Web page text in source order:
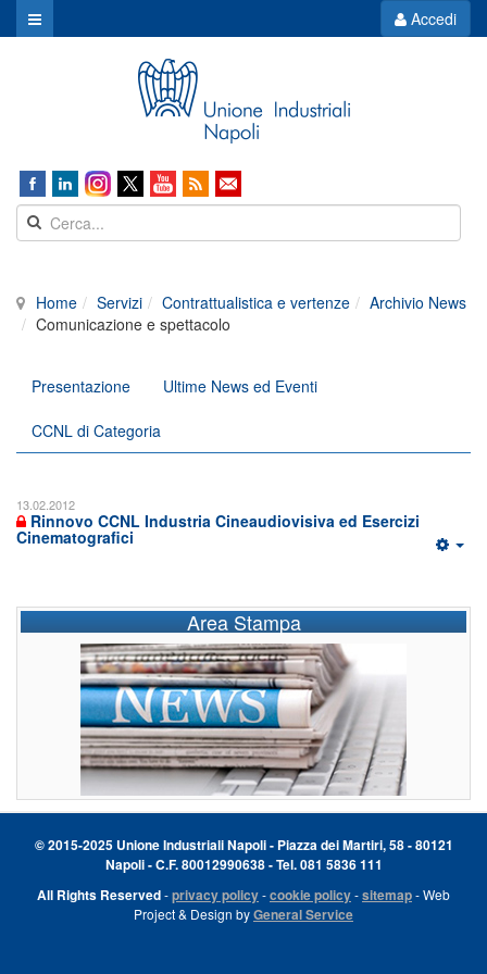
Accedi
Home Servizi Contrattualistica e vertenze
Archivio News
Comunicazione e spettacolo
Presentazione Ultime News ed Eventi
CCNL di Categoria
13.02.2012
Rinnovo CCNL Industria Cineaudiovisiva ed Esercizi
Cinematografici
Area Stampa
© 2015-2025 Unione Industriali Napoli - Piazza dei Martiri, 58 - 80121
Napoli - C.F. 80012990638 - Tel. 081 5836 111
All Rights Reserved-privacy policy-cookie policy-sitemap- Web
Project & Design byGeneral Service